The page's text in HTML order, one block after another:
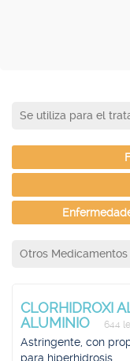
Se utiliza para el
Otros Medicamentos
CLORHIDROXI
ALUMINIO
644
Astringente, con
para hiperhidrosis